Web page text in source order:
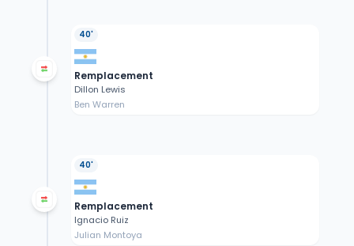
40'
Remplacement
Dillon Lewis
Ben Warren
40'
Remplacement
Ignacio Ruiz
Julian Montoya